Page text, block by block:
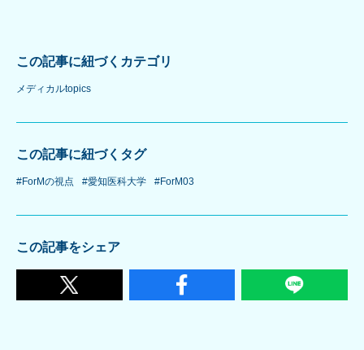
この記事に紐づくカテゴリ
メディカルtopics
この記事に紐づくタグ
#ForMの視点 #愛知医科大学 #ForM03
この記事をシェア